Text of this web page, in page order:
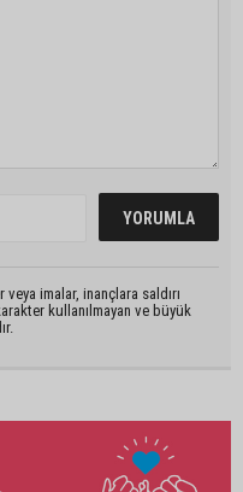
imalar, inançlara saldırı
kullanılmayan ve büyük